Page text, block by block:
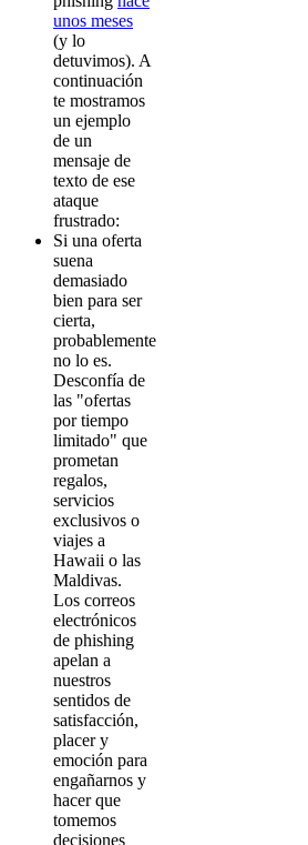
unos meses
(y lo
detuvimos). A
continuación
te mostramos
un ejemplo
de un
mensaje de
texto de ese
ataque
frustrado:
Si una oferta
suena
demasiado
bien para ser
cierta,
probablemente
no lo es.
Desconfía de
las "ofertas
por tiempo
limitado" que
prometan
regalos,
servicios
exclusivos o
viajes a
Hawaii o las
Maldivas.
Los correos
electrónicos
de phishing
apelan a
nuestros
sentidos de
satisfacción,
placer y
emoción para
engañarnos y
hacer que
tomemos
decisiones